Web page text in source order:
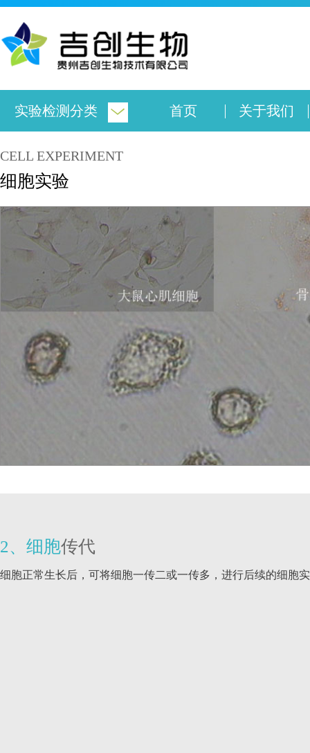
实验检测分类 首页 关于我们
CELL EXPERIMENT
细胞实验
2、细胞传代
细胞正常生长后，可将细胞一传二或一传多，进行后续的细胞